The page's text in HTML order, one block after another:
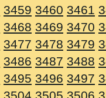
3459 3460 3461
3468 3469 3470
3477 3478 3479
3486 3487 3488
3495 3496 3497
3504 3505 3506